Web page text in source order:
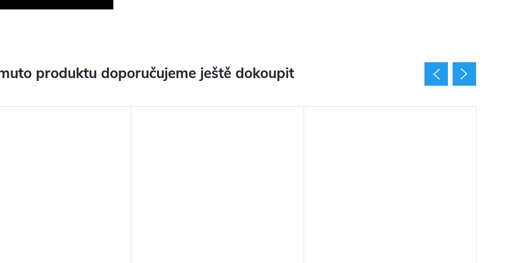
produktu doporučujeme ještě dokoupit